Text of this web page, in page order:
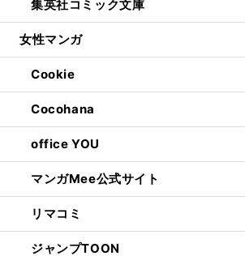
集英社コミック文庫
女性マンガ
Cookie
Cocohana
office YOU
マンガMee公式サイト
リマコミ
ジャンプTOON